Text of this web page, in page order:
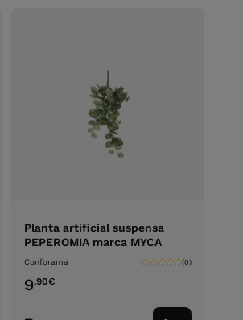
Planta artificial suspensa
PEPEROMIA marca MYCA
Conforama (0)
9,90€